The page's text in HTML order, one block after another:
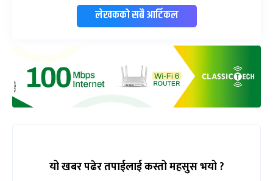
लेखकको सबै आर्टिकल
यो खबर पढेर तपाईलाई कस्तो महसुस भयो ?